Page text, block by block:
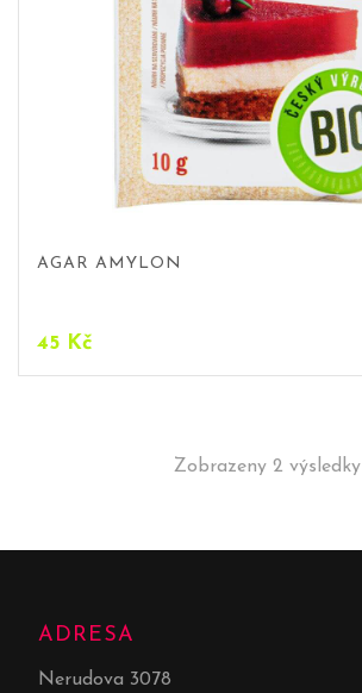
AGAR AMYLON
45 Kč
Zobrazeny 2 výsledky
ADRESA
Nerudova 3078